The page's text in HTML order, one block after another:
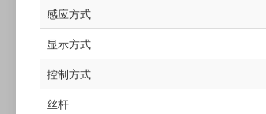
感应方式
显示方式
控制方式
丝杆